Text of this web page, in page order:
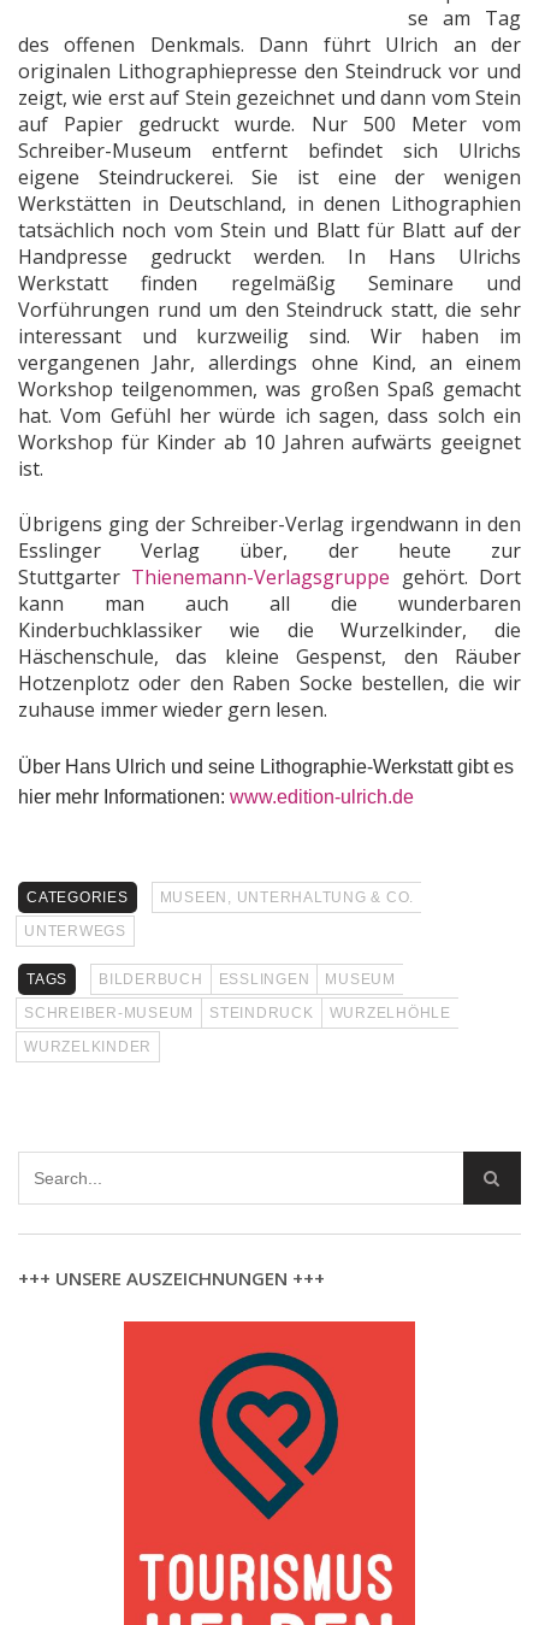
se am Tag
des offenen Denkmals. Dann führt Ulrich an der
originalen Lithographiepresse den Steindruck vor und
zeigt, wie erst auf Stein gezeichnet und dann vom Stein
auf Papier gedruckt wurde. Nur 500 Meter vom
Schreiber-Museum entfernt befindet sich Ulrichs
eigene Steindruckerei. Sie ist eine der wenigen
Werkstätten in Deutschland, in denen Lithographien
tatsächlich noch vom Stein und Blatt für Blatt auf der
Handpresse gedruckt werden. In Hans Ulrichs
Werkstatt finden regelmäßig Seminare und
Vorführungen rund um den Steindruck statt, die sehr
interessant und kurzweilig sind. Wir haben im
vergangenen Jahr, allerdings ohne Kind, an einem
Workshop teilgenommen, was großen Spaß gemacht
hat. Vom Gefühl her würde ich sagen, dass solch ein
Workshop für Kinder ab 10 Jahren aufwärts geeignet
ist.
Übrigens ging der Schreiber-Verlag irgendwann in den
Esslinger Verlag über, der heute zur
Stuttgarter Thienemann-Verlagsgruppe gehört. Dort
kann man auch all die wunderbaren
Kinderbuchklassiker wie die Wurzelkinder, die
Häschenschule, das kleine Gespenst, den Räuber
Hotzenplotz oder den Raben Socke bestellen, die wir
zuhause immer wieder gern lesen.
Über Hans Ulrich und seine Lithographie-Werkstatt gibt es
hier mehr Informationen: www.edition-ulrich.de
CATEGORIES
MUSEEN, UNTERHALTUNG & CO.
UNTERWEGS
TAGS BILDERBUCH ESSLINGEN
MUSEUM
SCHREIBER-MUSEUM
STEINDRUCK
WURZELHÖHLE
WURZELKINDER
+++ UNSERE AUSZEICHNUNGEN +++